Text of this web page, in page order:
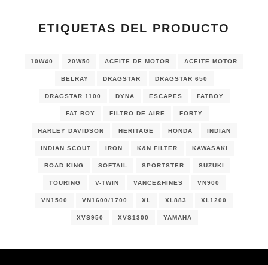
ETIQUETAS DEL PRODUCTO
10W40 20W50 ACEITE DE MOTOR ACEITE MOTOR
BELRAY DRAGSTAR DRAGSTAR 650
DRAGSTAR 1100 DYNA ESCAPES FATBOY
FAT BOY FILTRO DE AIRE FORTY
HARLEY DAVIDSON HERITAGE HONDA INDIAN
INDIAN SCOUT IRON K&N FILTER KAWASAKI
ROAD KING SOFTAIL SPORTSTER SUZUKI
TOURING V-TWIN VANCE&HINES VN900
VN1500 VN1600/1700 XL XL883 XL1200
XVS950 XVS1300 YAMAHA